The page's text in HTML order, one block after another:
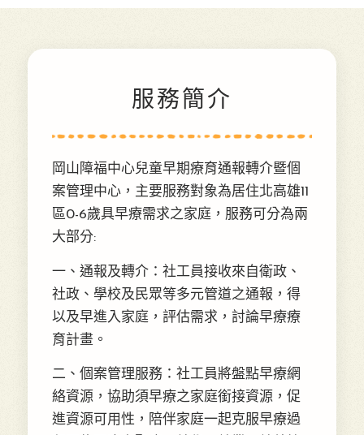
服務簡介
岡山障福中心兒童早期療育通報轉介暨個
案管理中心，主要服務對象為居住北高雄11
區0-6歲具早療需求之家庭，服務可分為兩
大部分:
一、通報及轉介：社工員接收來自衛政、
社政、學校及民眾等多元管道之通報，得
以及早進入家庭，評估需求，討論早療療
育計畫。
二、個案管理服務：社工員將盤點早療網
絡資源，協助須早療之家庭銜接資源，促
進資源可用性，陪伴家庭一起克服早療過